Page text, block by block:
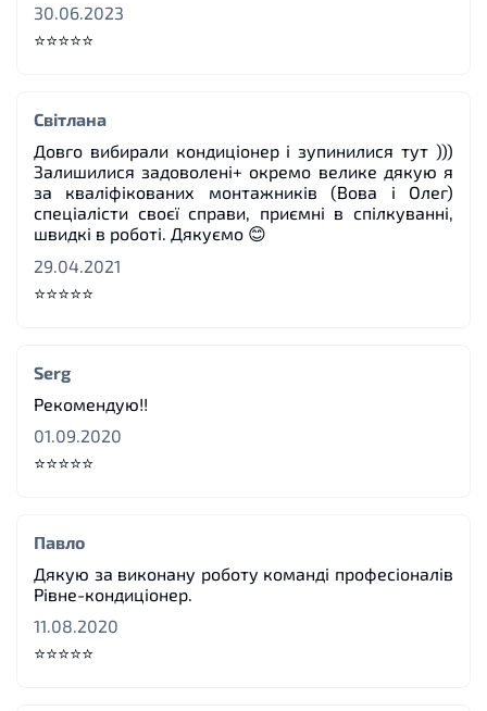
30.06.2023
⭐⭐⭐⭐⭐
Світлана
Довго вибирали кондиціонер і зупинилися тут )))
Залишилися задоволені+ окремо велике дякую я
за кваліфікованих монтажників (Вова і Олег)
спеціалісти своєї справи, приємні в спілкуванні,
швидкі в роботі. Дякуємо 😊
29.04.2021
⭐⭐⭐⭐⭐
Serg
Рекомендую!!
01.09.2020
⭐⭐⭐⭐⭐
Павло
Дякую за виконану роботу команді професіоналів
Рівне-кондиціонер.
11.08.2020
⭐⭐⭐⭐⭐